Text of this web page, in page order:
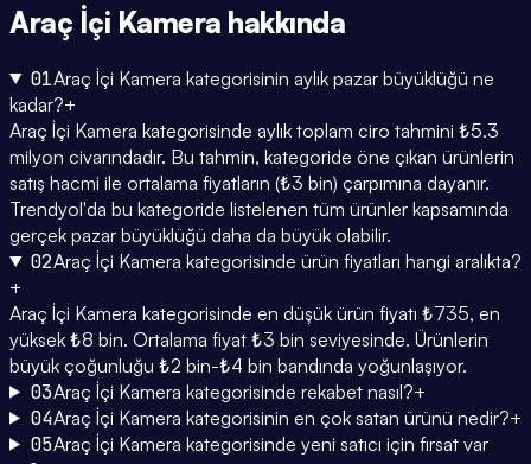
Araç İçi Kamera hakkında
01Araç İçi Kamera kategorisinin aylık pazar büyüklüğü ne
kadar?+
Araç İçi Kamera kategorisinde aylık toplam ciro tahmini ₺5.3
milyon civarındadır. Bu tahmin, kategoride öne çıkan ürünlerin
satış hacmi ile ortalama fiyatların (₺3 bin) çarpımına dayanır.
Trendyol'da bu kategoride listelenen tüm ürünler kapsamında
gerçek pazar büyüklüğü daha da büyük olabilir.
02Araç İçi Kamera kategorisinde ürün fiyatları hangi aralıkta?
+
Araç İçi Kamera kategorisinde en düşük ürün fiyatı ₺735, en
yüksek ₺8 bin. Ortalama fiyat ₺3 bin seviyesinde. Ürünlerin
büyük çoğunluğu ₺2 bin-₺4 bin bandında yoğunlaşıyor.
03Araç İçi Kamera kategorisinde rekabet nasıl?+
04Araç İçi Kamera kategorisinin en çok satan ürünü nedir?+
05Araç İçi Kamera kategorisinde yeni satıcı için fırsat var